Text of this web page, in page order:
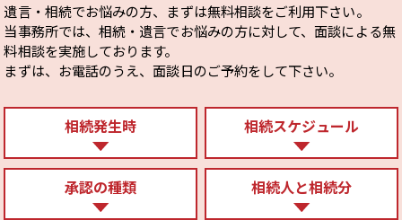
遺言・相続でお悩みの方、まずは無料相談をご利用下さい。
当事務所では、相続・遺言でお悩みの方に対して、面談による無
料相談を実施しております。
まずは、お電話のうえ、面談日のご予約をして下さい。
相続発生時 相続スケジュール
承認の種類 相続人と相続分